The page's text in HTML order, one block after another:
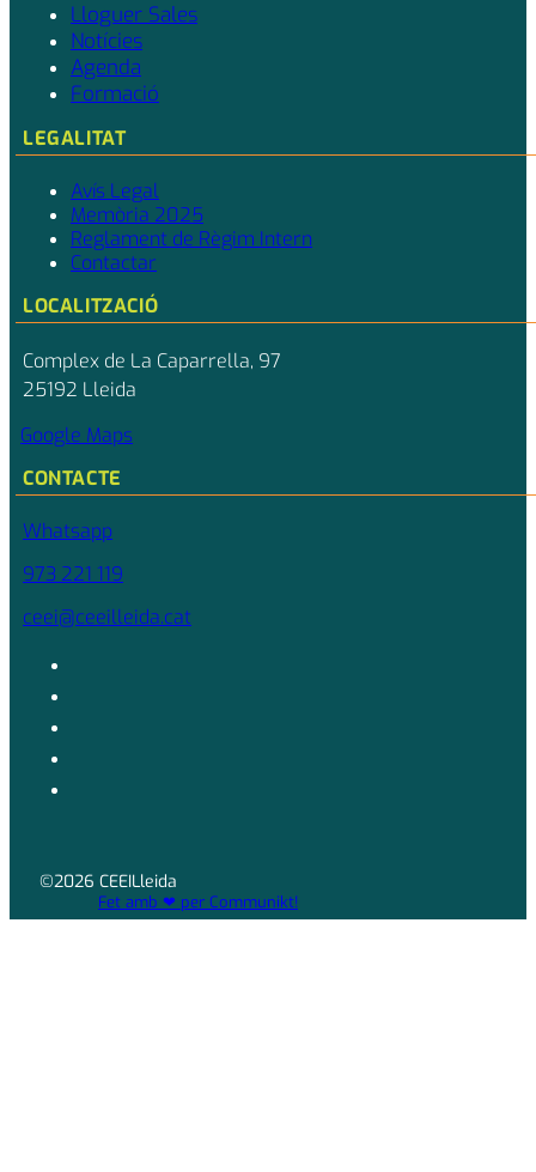
Lloguer Sales
Notícies
Agenda
Formació
LEGALITAT
Avís Legal
Memòria 2025
Reglament de Règim Intern
Contactar
LOCALITZACIÓ
Complex de La Caparrella, 97
25192 Lleida
Google Maps
CONTACTE
Whatsapp
973 221 119
ceei@ceeilleida.cat
©2026 CEEILleida
Fet amb ❤ per Communikt!